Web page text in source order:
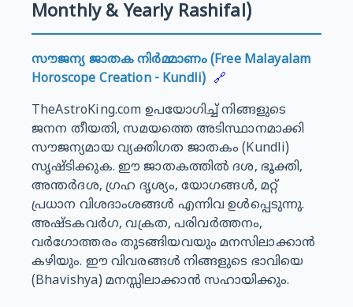
Monthly & Yearly Rashifal)
സൗജന്യ ജാതക നിർമ്മാണം (Free Malayalam
Horoscope Creation - Kundli) 🔗
TheAstroKing.com ഉപയോഗിച്ച് നിങ്ങളുടെ
ജനന തീയതി, സമയത്തെ അടിസ്ഥാനമാക്കി
സൗജന്യമായ വ്യക്തിഗത ജാതകം (Kundli)
സൃഷ്ടിക്കുക. ഈ ജാതകത്തിൽ ദശ, ഭൂക്തി,
അന്തർദശ, ഗ്രഹ ദൃശ്യം, യോഗങ്ങൾ, മറ്റ്
പ്രധാന വിശദാംശങ്ങൾ എന്നിവ ഉൾപ്പെടുന്നു.
അഷ്ടകവർഗ, വക്രത, പരിവർത്തനം,
വർഗോത്തരം തുടങ്ങിയവയും മനസിലാക്കാൻ
കഴിയും. ഈ വിവരങ്ങൾ നിങ്ങളുടെ ഭാവിയെ
(Bhavishya) മനസ്സിലാക്കാൻ സഹായിക്കും.